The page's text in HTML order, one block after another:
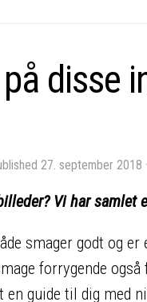
disse
27. september 2018
Vi har
smager godt og
forrygende
en guide til dig med